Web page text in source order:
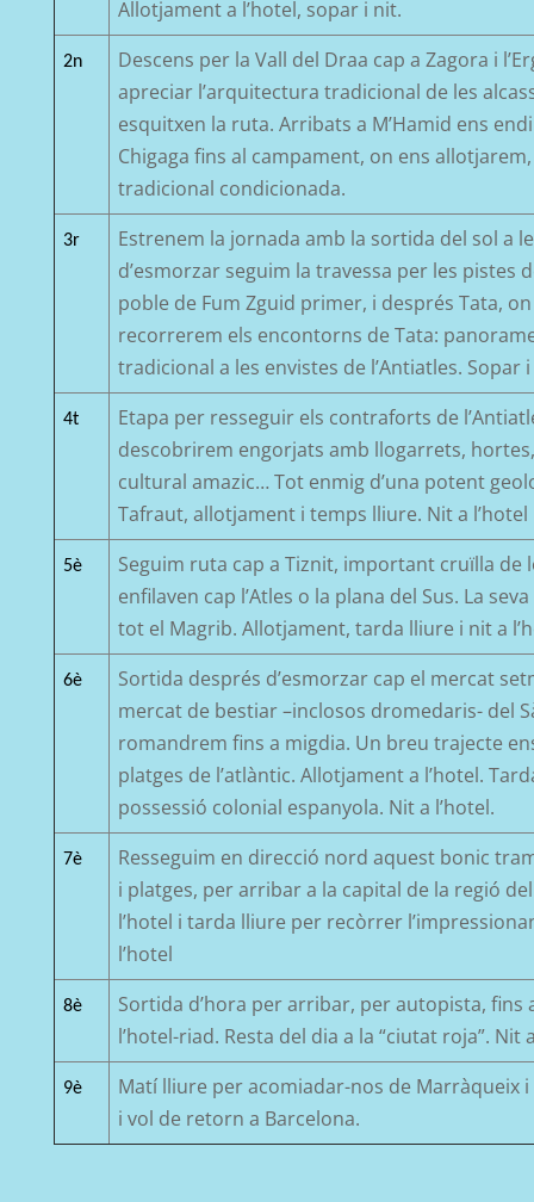
Allotjament a l’hotel, sopar i nit.
2n Descens per la Vall del Draa cap a Zagora i
apreciarl’arquitectura tradicional de les
esquitxen la ruta. Arribats a M’Hamid ens
Chigaga fins al campament, on ens
tradicional condicionada.
3r
Estrenem la jornada amb la sortida del sol a
d’esmorzarseguim la travessa per les pistes
poble de Fum Zguid primer, i després Tata,
recorrerem els encontorns de Tata: panoram
tradicional a les envistes de l’Antiatles. Sopar
4t Etapa per resseguir els contraforts de
descobrirem engorjats amb llogarrets,
cultural amazic… Tot enmig d’una potent
Tafraut, allotjament i temps lliure. Nit a l’hotel
5è
Seguim ruta cap a Tiznit, important cruïlla de
enfilaven cap l’Atles o la plana del Sus. La
tot el Magrib. Allotjament, tarda lliure i nit a
6è
Sortida després d’esmorzar cap el mercat
mercat de bestiar –inclosos dromedaris- del
romandrem fins a migdia. Un breu trajecte
platges de l’atlàntic. Allotjament a l’hotel.
possessió colonial espanyola. Nit a l’hotel.
7è
Resseguim en direcció nord aquest bonic
i platges, per arribar a la capital de la regió
l’hotel i tarda lliure per recòrrer
l’hotel
8è
Sortida d’hora per arribar, per autopista, fins
l’hotel-riad. Resta del dia a la “ciutat roja”. Nit
9è
Matí lliure per acomiadar-nos de Marràqueix
i vol de retorn a Barcelona.